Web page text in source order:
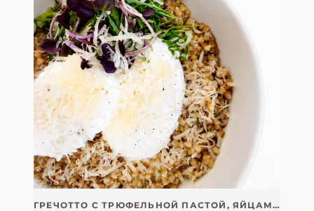
ГРЕЧОТТО С ТРЮФЕЛЬНОЙ ПАСТОЙ, ЯЙЦАМИ ПАШОТ И ПАРМЕЗАНОМ